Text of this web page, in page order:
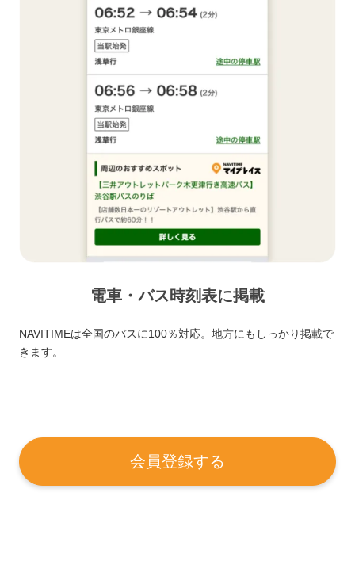
電車・バス時刻表に掲載
NAVITIMEは全国のバスに100％対応。地方にもしっかり掲載で
きます。
会員登録する